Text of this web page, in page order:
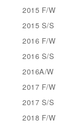
2015 F/W
2015 S/S
2016 F/W
2016 S/S
2016A/W
2017 F/W
2017 S/S
2018 F/W